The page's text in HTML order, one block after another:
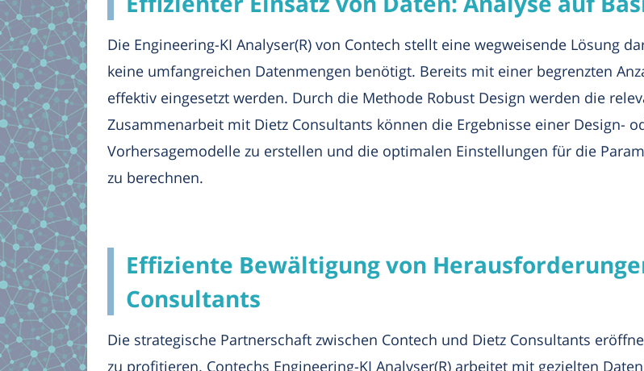
Die Engineering-KI Analyser(R) von Contech stellt eine wegweisende Lösung
keine umfangreichen Datenmengen benötigt. Bereits mit einer begrenzten
effektiv eingesetzt werden. Durch die Methode Robust Design werden die
Zusammenarbeit mit Dietz Consultants können die Ergebnisse einer Design-
Vorhersagemodelle zu erstellen und die optimalen Einstellungen für die
zu berechnen.
Effiziente Bewältigung von
Consultants
Die strategische Partnerschaft zwischen Contech und Dietz Consultants
zu profitieren. Contechs Engineering-KI Analyser(R) arbeitet mit gezielten